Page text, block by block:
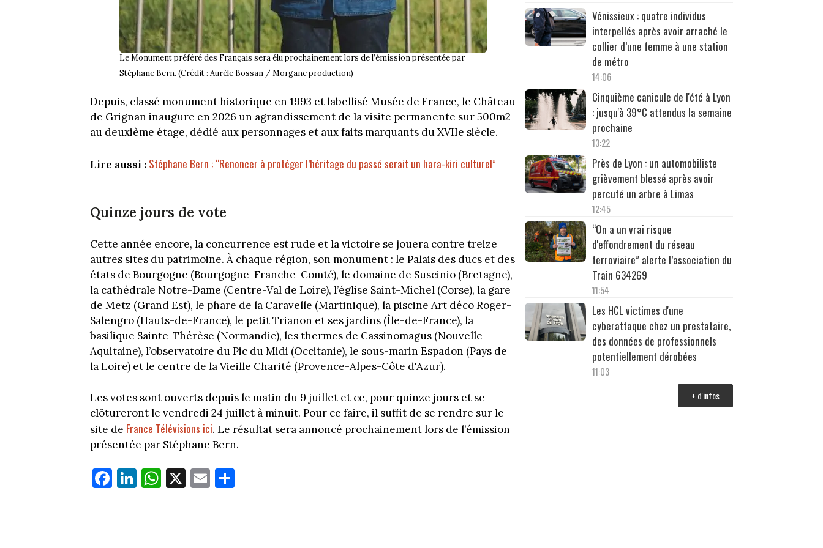
Le Monument préféré des Français sera élu prochainement lors de l’émission présentée par
Stéphane Bern. (Crédit : Aurèle Bossan / Morgane production)
Depuis, classé monument historique en 1993 et labellisé Musée de France, le Château
de Grignan inaugure en 2026 un agrandissement de la visite permanente sur 500m2
au deuxième étage, dédié aux personnages et aux faits marquants du XVIIe siècle.
Lire aussi : Stéphane Bern : “Renoncer à protéger l’héritage du passé serait un hara-kiri culturel”
Quinze jours de vote
Cette année encore, la concurrence est rude et la victoire se jouera contre treize
autres sites du patrimoine. À chaque région, son monument : le Palais des ducs et des
états de Bourgogne (Bourgogne-Franche-Comté), le domaine de Suscinio (Bretagne),
la cathédrale Notre-Dame (Centre-Val de Loire), l’église Saint-Michel (Corse), la gare
de Metz (Grand Est), le phare de la Caravelle (Martinique), la piscine Art déco Roger-
Salengro (Hauts-de-France), le petit Trianon et ses jardins (Île-de-France), la
basilique Sainte-Thérèse (Normandie), les thermes de Cassinomagus (Nouvelle-
Aquitaine), l’observatoire du Pic du Midi (Occitanie), le sous-marin Espadon (Pays de
la Loire) et le centre de la Vieille Charité (Provence-Alpes-Côte d'Azur).
Les votes sont ouverts depuis le matin du 9 juillet et ce, pour quinze jours et se
clôtureront le vendredi 24 juillet à minuit. Pour ce faire, il suffit de se rendre sur le
site de France Télévisions ici. Le résultat sera annoncé prochainement lors de l’émission
présentée par Stéphane Bern.
Fa
ce
Li
nk
W
ha
X E
m
Vénissieux : quatre individus
interpellés après avoir arraché le
collier d’une femme à une station
de métro
14:06
Cinquième canicule de l'été à Lyon
: jusqu'à 39°C attendus la semaine
prochaine
13:22
Près de Lyon : un automobiliste
grièvement blessé après avoir
percuté un arbre à Limas
12:45
“On a un vrai risque
d'effondrement du réseau
ferroviaire” alerte l’association du
Train 634269
11:54
Les HCL victimes d'une
cyberattaque chez un prestataire,
des données de professionnels
potentiellement dérobées
11:03
+ d'infos